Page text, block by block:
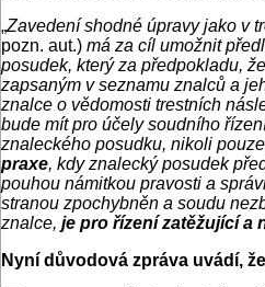
„Zavedení shodné úpravy jako v
pozn. aut.) má za cíl umožnit
posudek, který za předpokladu,
zapsaným v seznamu znalců a
znalce o vědomosti trestních
bude mít pro účely soudního
znaleckého posudku, nikoli
praxe, kdy znalecký posudek
pouhou námitkou pravosti a
stranou zpochybněn a soudu
znalce, je pro řízení zatěžující a
Nyní důvodová zpráva uvádí,